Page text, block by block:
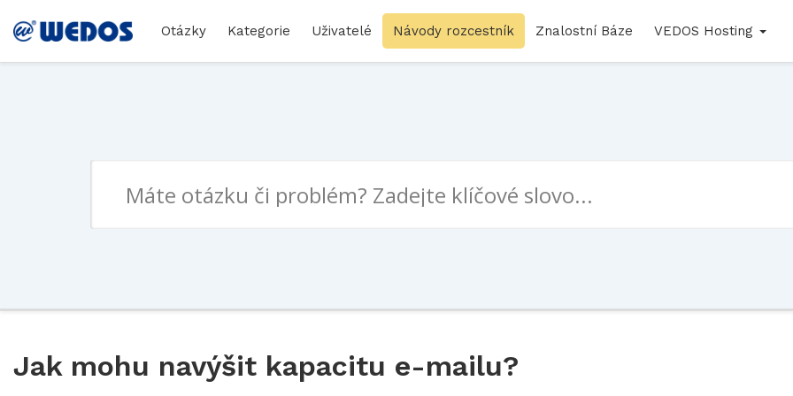
Otázky Kategorie Uživatelé Návody rozcestník Znalostní Báze VEDOS Hosting
Jak mohu navýšit kapacitu e-mailu?